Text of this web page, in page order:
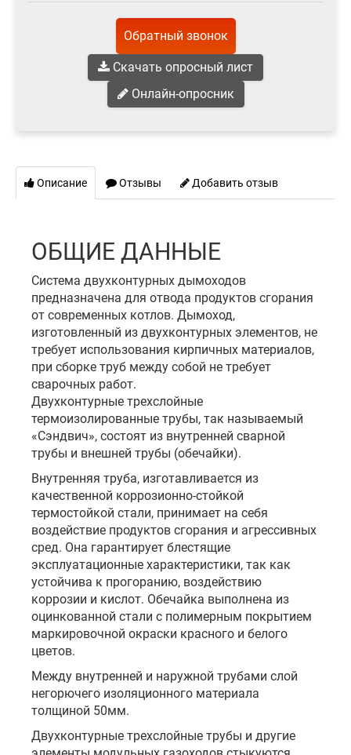
Обратный звонок
Скачать опросный лист
Онлайн-опросник
Описание Отзывы Добавить отзыв
ОБЩИЕ ДАННЫЕ
Система двухконтурных дымоходов
предназначена для отвода продуктов сгорания
от современных котлов. Дымоход,
изготовленный из двухконтурных элементов, не
требует использования кирпичных материалов,
при сборке труб между собой не требует
сварочных работ.
Двухконтурные трехслойные
термоизолированные трубы, так называемый
«Сэндвич», состоят из внутренней сварной
трубы и внешней трубы (обечайки).
Внутренняя труба, изготавливается из
качественной коррозионно-стойкой
термостойкой стали, принимает на себя
воздействие продуктов сгорания и агрессивных
сред. Она гарантирует блестящие
эксплуатационные характеристики, так как
устойчива к прогоранию, воздействию
коррозии и кислот. Обечайка выполнена из
оцинкованной стали с полимерным покрытием
маркировочной окраски красного и белого
цветов.
Между внутренней и наружной трубами слой
негорючего изоляционного материала
толщиной 50мм.
Двухконтурные трехслойные трубы и другие